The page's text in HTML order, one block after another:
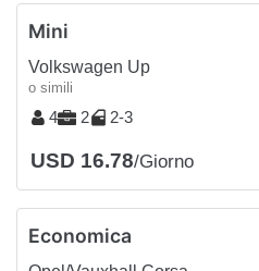
Mini
Volkswagen Up
o simili
4 2 2-3
USD 16.78/Giorno
Economica